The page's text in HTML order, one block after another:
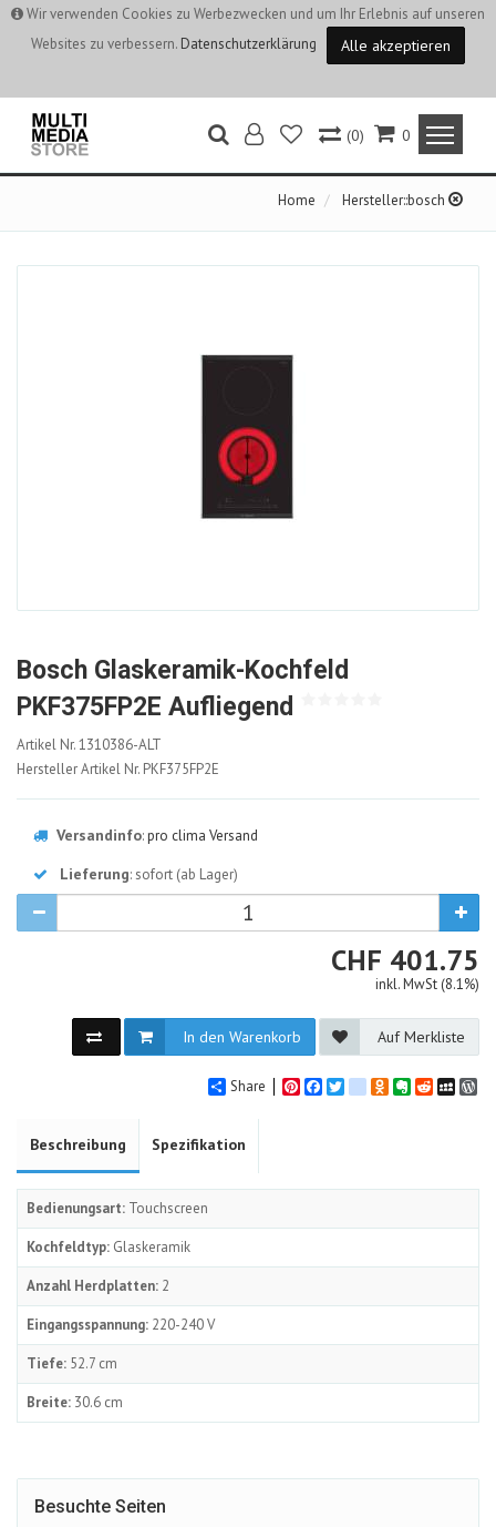
Wir verwenden Cookies zu Werbezwecken und um Ihr Erlebnis auf unseren
Websites zu verbessern. Datenschutzerklärung Alle akzeptieren
0
(0)
Home Hersteller::bosch
Bosch Glaskeramik-Kochfeld
PKF375FP2E Aufliegend
1310386-
ALT
Artikel Nr.1310386-ALT
Hersteller Artikel Nr. PKF375FP2E
Versandinfo:pro clima Versand
Lieferung: sofort (ab Lager)
CHF CHF
401.75
inkl. MwSt (8.1%)
In den Warenkorb Auf Merkliste
Share PinterestFacebook
Twittergoogle_bookmarks
Odnoklassniki
Evernote
Reddit
Beschreibung Spezifikation
Bedienungsart: Touchscreen
Kochfeldtyp: Glaskeramik
Anzahl Herdplatten: 2
Eingangsspannung: 220-240 V
Tiefe: 52.7 cm
Breite: 30.6 cm
Besuchte Seiten